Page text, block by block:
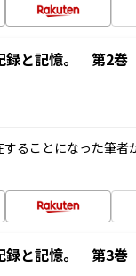
録と記憶。 第2巻
ることになった筆者
録と記憶。 第3巻